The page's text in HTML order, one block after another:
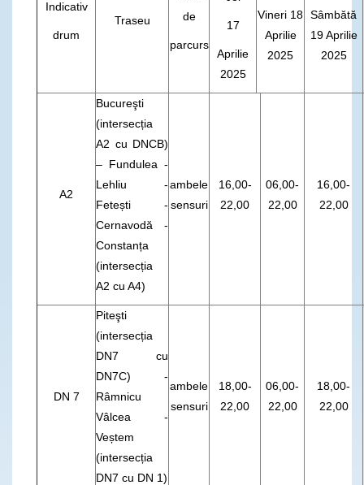
Indicativ
drum
Traseu
de
parcurs
17
Aprilie
2025
Vineri 18
Aprilie
2025
Sâmbătă
19 Aprilie
2025
A2
Bucureşti
(intersecția
A2 cu DNCB)
– Fundulea -
Lehliu -
Fetești -
Cernavodă -
Constanța
(intersecția
A2 cu A4)
ambele
sensuri
16,00-
22,00
06,00-
22,00
16,00-
22,00
DN 7
Piteşti
(intersecția
DN7 cu
DN7C) -
Râmnicu
Vâlcea -
Veștem
(intersecția
DN7 cu DN 1)
ambele
sensuri
18,00-
22,00
06,00-
22,00
18,00-
22,00